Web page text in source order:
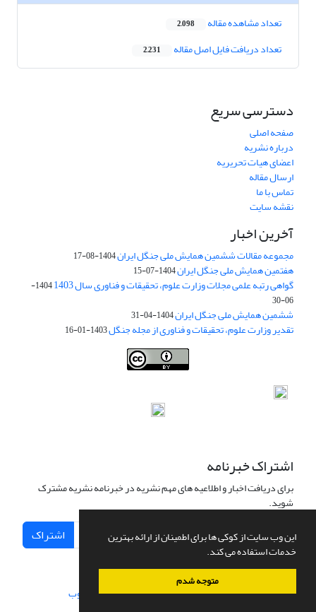
این وب سایت از کوکی ها برای اطمینان از ارائه بهترین
خدمات استفاده می کند.
متوجه شدم
تعداد مشاهده مقاله 2,098
تعداد دریافت فایل اصل مقاله 2,231
دسترسی سریع
صفحه اصلی
درباره نشریه
اعضای هیات تحریریه
ارسال مقاله
تماس با ما
نقشه سایت
آخرین اخبار
مجموعه مقالات ششمین همایش ملی جنگل ایران1404-08-17
هفتمین همایش ملی جنگل ایران1404-07-15
گواهی رتبه علمی مجلات وزارت علوم، تحقیقات و فناوری سال 1403
1404-
06-30
ششمین همایش ملی جنگل ایران1404-04-31
تقدیر وزارت علوم، تحقیقات و فناوری از مجله جنگل1403-01-16
اشتراک خبرنامه
برای دریافت اخبار و اطلاعیه های مهم نشریه در خبرنامه نشریه مشترک
شوید.
اشتراک
سامانه مدیریت نشریات علمی.طراحی و پیاده سازی از سیناوب